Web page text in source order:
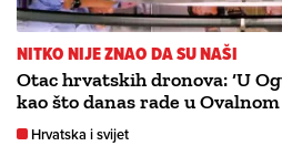
NITKO NIJE ZNAO DA SU NAŠI
Otac hrvatskih dronova: ‘U
kao što danas rade u Ovalnom
Hrvatska i svijet